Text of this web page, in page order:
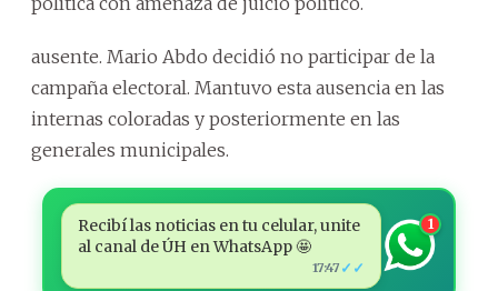
ausente. Mario Abdo decidió no participar de la
campaña electoral. Mantuvo esta ausencia en las
internas coloradas y posteriormente en las
generales municipales.
Recibí las noticias en tu celular, unite
al canal de ÚH en WhatsApp 🤩
17:47 ✓✓
1